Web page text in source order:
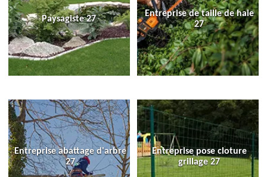
Paysagiste 27
Entreprise de taille de haie
27
Entreprise abattage d'arbre
27
Entreprise pose cloture
grillage 27